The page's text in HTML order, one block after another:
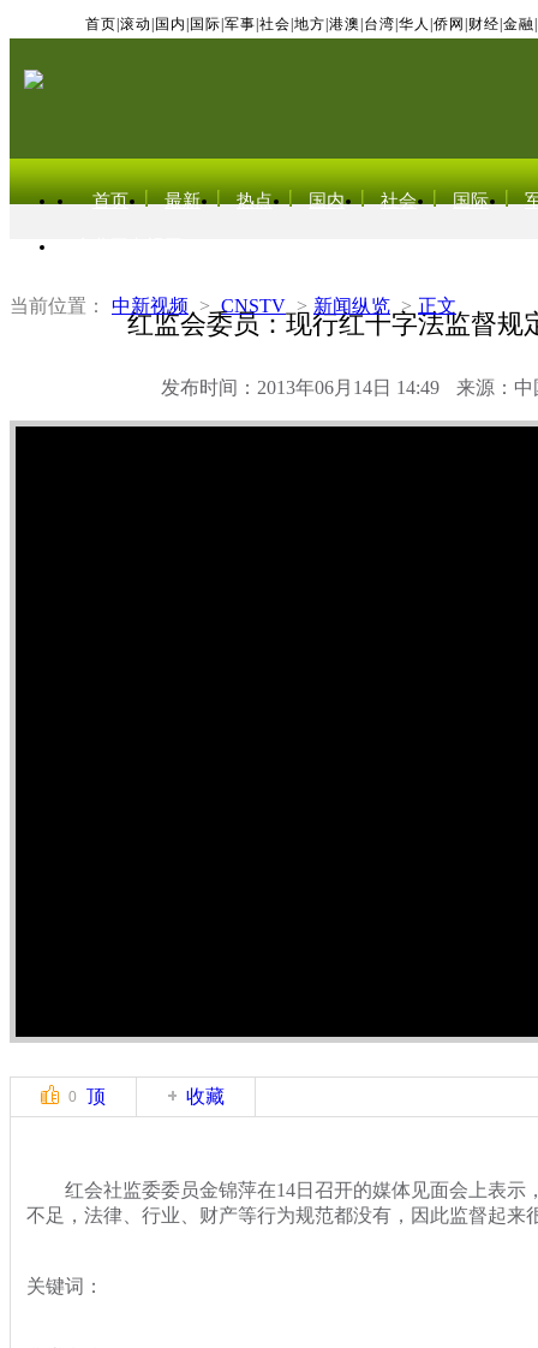
首页 滚动 国内 国际 军事 社会 地方 港澳 台湾 华人 侨网 财经 金融
首页 最新 热点 国内 社会 国际
当前位置： 中新视频 > CNSTV > 新闻纵览 > 正文
红监会委员：现行红十字法监督规
发布时间：2013年06月14日 14:49 来源：中
0 顶 收藏
红会社监委委员金锦萍在14日召开的媒体见面会上表示
不足，法律、行业、财产等行为规范都没有，因此监督起来
关键词：